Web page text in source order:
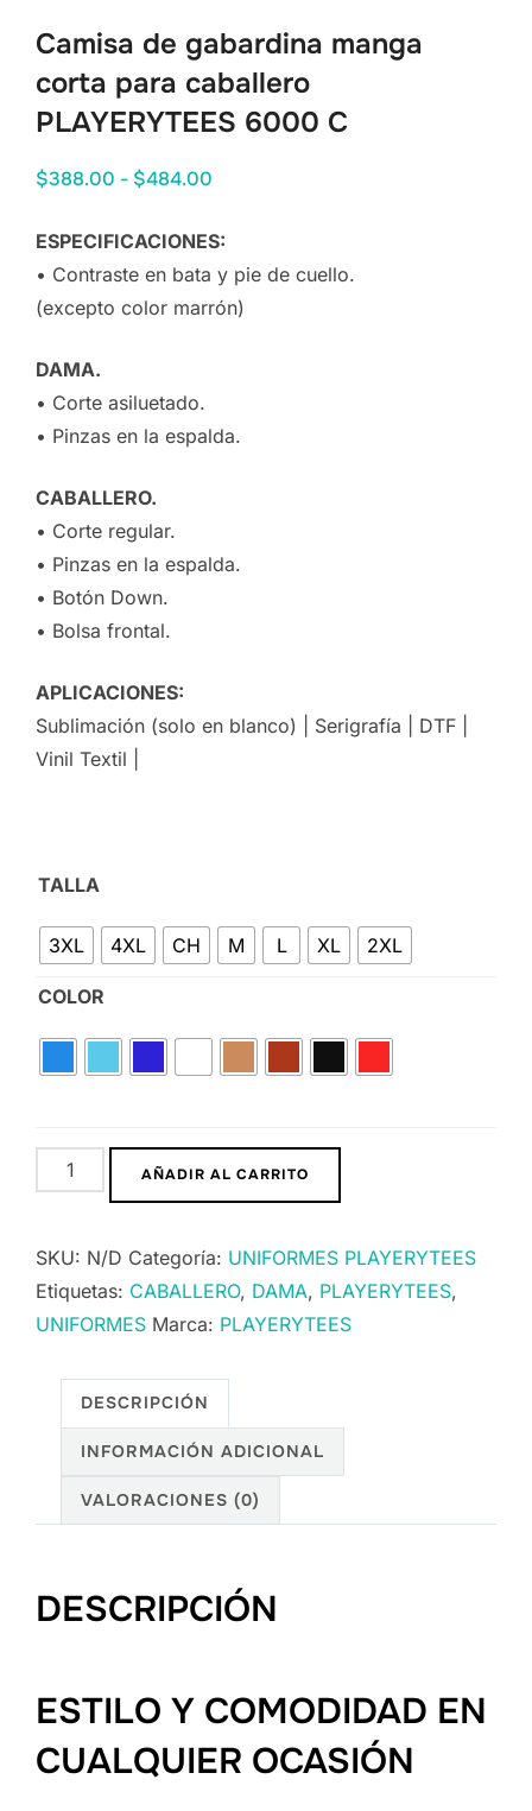
Camisa de gabardina manga
corta para caballero
PLAYERYTEES 6000 C
$388.00 - $484.00
ESPECIFICACIONES:
• Contraste en bata y pie de cuello.
(excepto color marrón)
DAMA.
• Corte asiluetado.
• Pinzas en la espalda.
CABALLERO.
• Corte regular.
• Pinzas en la espalda.
• Botón Down.
• Bolsa frontal.
APLICACIONES:
Sublimación (solo en blanco) | Serigrafía | DTF |
Vinil Textil |
TALLA
3XL 4XL CH M L XL 2XL
COLOR
AÑADIR AL CARRITO
SKU: N/D Categoría: UNIFORMES PLAYERYTEES
Etiquetas: CABALLERO, DAMA, PLAYERYTEES,
UNIFORMES Marca: PLAYERYTEES
DESCRIPCIÓN
INFORMACIÓN ADICIONAL
VALORACIONES (0)
DESCRIPCIÓN
ESTILO Y COMODIDAD EN
CUALQUIER OCASIÓN